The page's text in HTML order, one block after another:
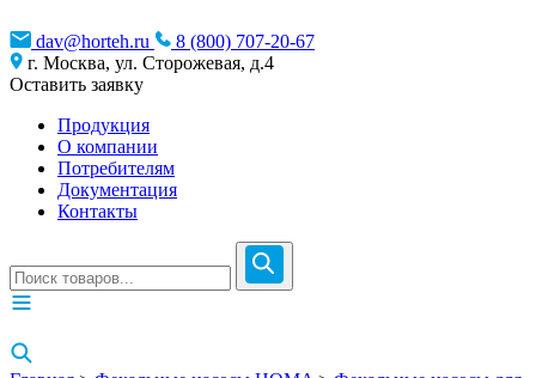
dav@horteh.ru
8 (800) 707-20-67
г. Москва, ул. Сторожевая, д.4
Оставить заявку
Продукция
О компании
Потребителям
Документация
Контакты